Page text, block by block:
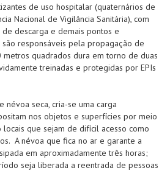
de uso hospitalar (quaternários de
Nacional de Vigilância Sanitária), com
descarga e demais pontos e
responsáveis pela propagação de
quadrados dura em torno de duas
treinadas e protegidas por EPIs
seca, cria-se uma carga
nos objetos e superfícies por meio
que sejam de difícil acesso como
A névoa que fica no ar e garante a
em aproximadamente três horas;
seja liberada a reentrada de pessoas